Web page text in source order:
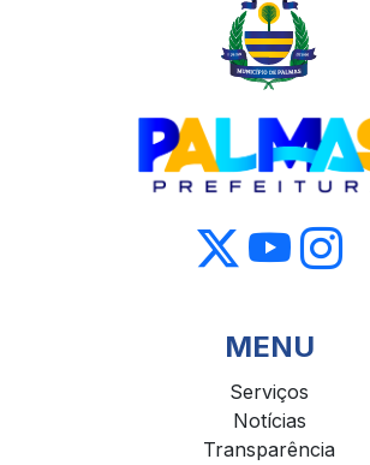
MENU
Serviços
Notícias
Transparência